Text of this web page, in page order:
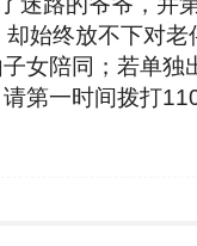
始终放不下对老
女陪同；若单
第一时间拨打